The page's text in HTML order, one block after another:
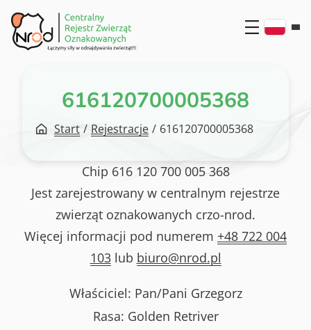
Przejdź
do
treści
616120700005368
Start / Rejestracje / 616120700005368
Chip 616 120 700 005 368
Jest zarejestrowany w centralnym rejestrze
zwierząt oznakowanych crzo-nrod.
Więcej informacji pod numerem +48 722 004
103lub biuro@nrod.pl
Właściciel: Pan/Pani Grzegorz
Rasa: Golden Retriver